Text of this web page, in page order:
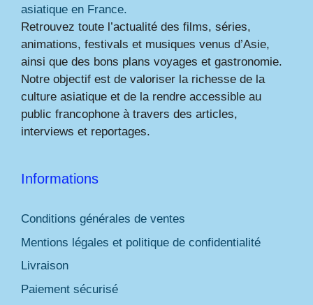
asiatique en France.
Retrouvez toute l’actualité des films, séries,
animations, festivals et musiques venus d’Asie,
ainsi que des bons plans voyages et gastronomie.
Notre objectif est de valoriser la richesse de la
culture asiatique et de la rendre accessible au
public francophone à travers des articles,
interviews et reportages.
Informations
Conditions générales de ventes
Mentions légales et politique de confidentialité
Livraison
Paiement sécurisé